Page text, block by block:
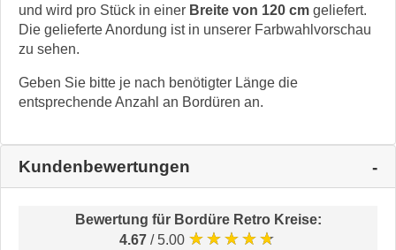
und wird pro Stück in einer Breite von 120 cm geliefert.
Die gelieferte Anordung ist in unserer Farbwahlvorschau
zu sehen.
Geben Sie bitte je nach benötigter Länge die
entsprechende Anzahl an Bordüren an.
Kundenbewertungen
Bewertung für Bordüre Retro Kreise:
4.67 / 5.00 ★★★★★